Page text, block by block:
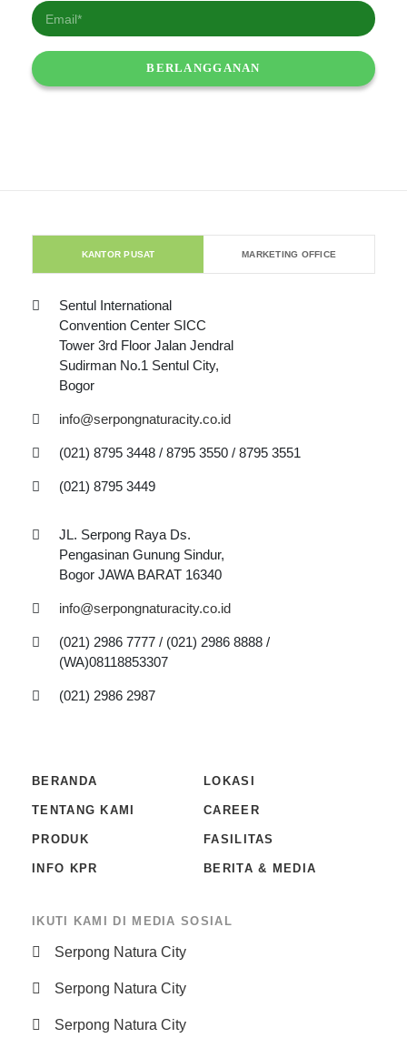
KANTOR PUSAT MARKETING OFFICE
Sentul International
Convention Center SICC
Tower 3rd Floor Jalan Jendral
Sudirman No.1 Sentul City,
Bogor
info@serpongnaturacity.co.id
(021) 8795 3448 / 8795 3550 / 8795 3551
(021) 8795 3449
JL. Serpong Raya Ds.
Pengasinan Gunung Sindur,
Bogor JAWA BARAT 16340
info@serpongnaturacity.co.id
(021) 2986 7777 / (021) 2986 8888 /
(WA)08118853307
(021) 2986 2987
BERANDA LOKASI
TENTANG KAMI CAREER
PRODUK FASILITAS
INFO KPR BERITA & MEDIA
IKUTI KAMI DI MEDIA SOSIAL
Serpong Natura City
Serpong Natura City
Serpong Natura City